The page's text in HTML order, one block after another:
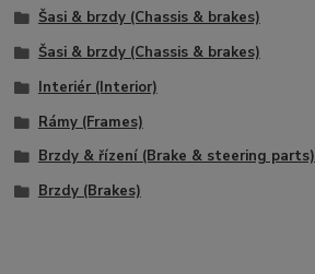
Šasi & brzdy (Chassis & brakes)
Šasi & brzdy (Chassis & brakes)
Interiér (Interior)
Rámy (Frames)
Brzdy & řízení (Brake & steering parts)
Brzdy (Brakes)